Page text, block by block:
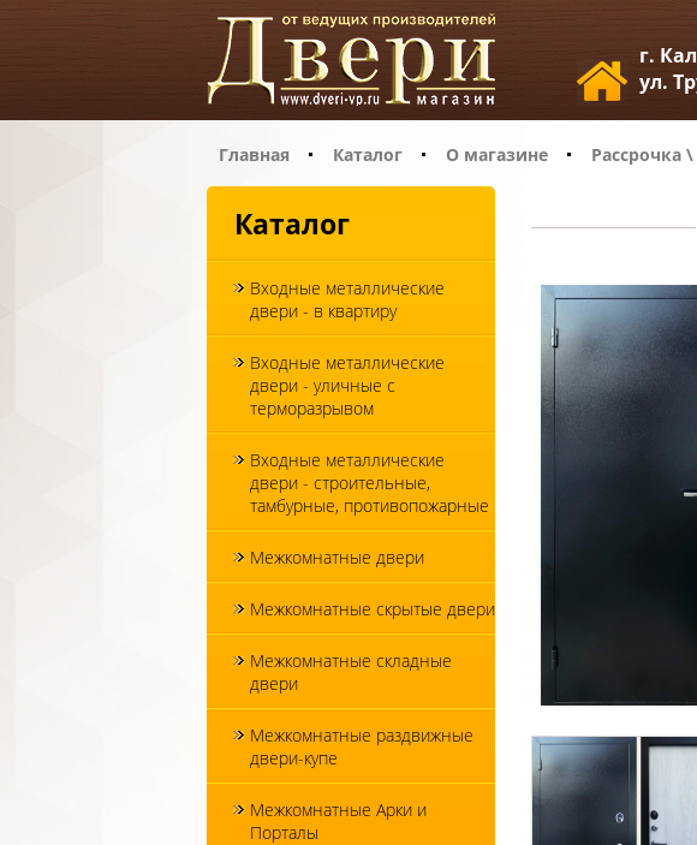
г.
ул.
Главная Каталог О магазине Рассрочка
Каталог
Входные металлические
двери - в квартиру
Входные металлические
двери - уличные с
терморазрывом
Входные металлические
двери - строительные,
тамбурные, противопожарные
Межкомнатные двери
Межкомнатные скрытые двери
Межкомнатные складные
двери
Межкомнатные раздвижные
двери-купе
Межкомнатные Арки и
Порталы